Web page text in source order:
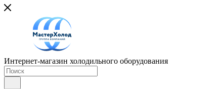
Интернет-магазин холодильного оборудования